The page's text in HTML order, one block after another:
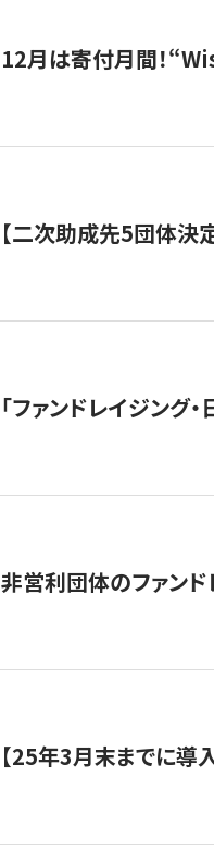
12月は寄付月間！
【二次助成先5団体決
「ファンドレイジング
非営利団体のファンド
【25年3月末までに導